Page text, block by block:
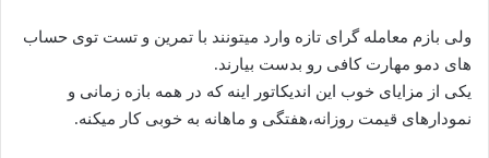
ولی بازم معامله گرای تازه وارد میتونند با تمرین و تست توی حساب
های دمو مهارت کافی رو بدست بیارند.
یکی از مزایای خوب این اندیکاتور اینه که در همه بازه زمانی و
نمودارهای قیمت روزانه،هفتگی و ماهانه به خوبی کار میکنه.